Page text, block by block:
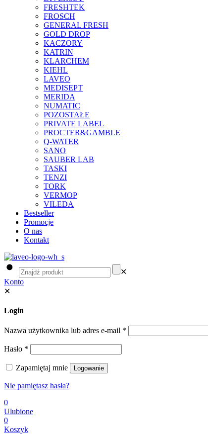
FRESHTEK
FROSCH
GENERAL FRESH
GOLD DROP
KACZORY
KATRIN
KLARCHEM
KIEHL
LAVEO
MEDISEPT
MERIDA
NUMATIC
POZOSTAŁE
PRIVATE LABEL
PROCTER&GAMBLE
Q-WATER
SANO
SAUBER LAB
TASKI
TENZI
TORK
VERMOP
VILEDA
Bestseller
Promocje
O nas
Kontakt
✕
Konto
✕
Login
Nazwa użytkownika lub adres e-mail *
Hasło *
Zapamiętaj mnie Logowanie
Nie pamiętasz hasła?
0
Ulubione
0
Koszyk